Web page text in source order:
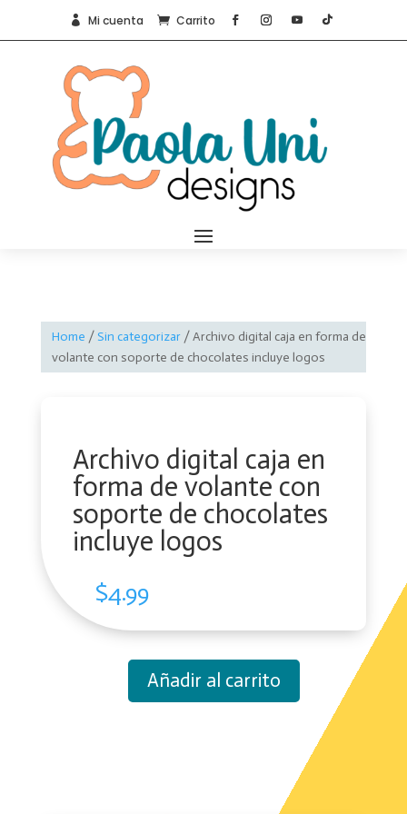
 Mi cuenta  Carrito
Home /Sin categorizar/ Archivo digital caja en forma de
volante con soporte de chocolates incluye logos
Archivo digital caja en
forma de volante con
soporte de chocolates
incluye logos
$4.99
Añadir al carrito